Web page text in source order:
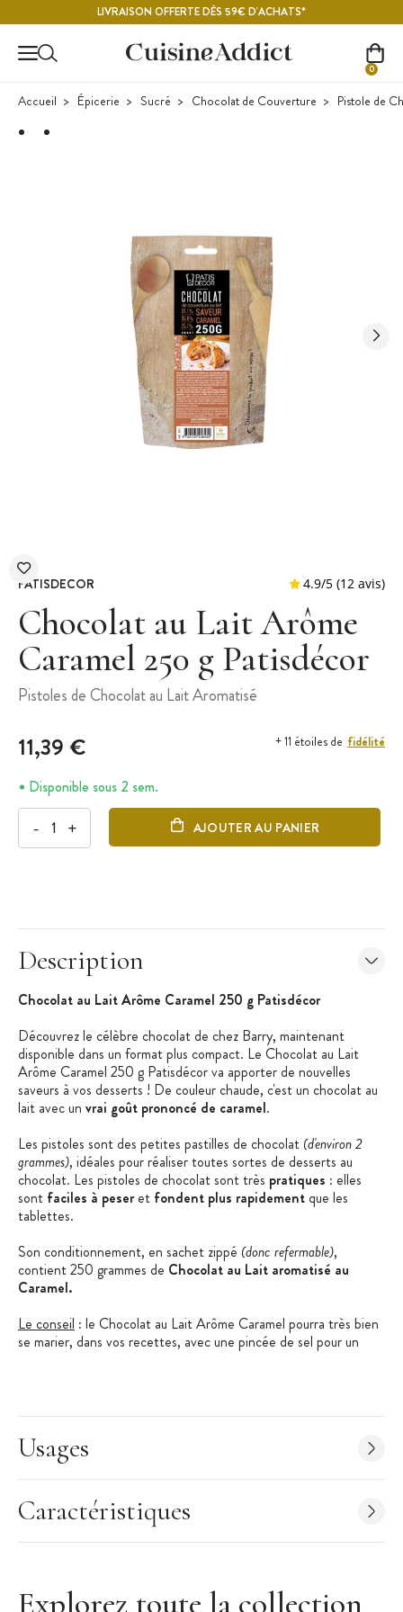
LIVRAISON OFFERTE DÈS 59€ D'ACHATS*
0
Accueil Épicerie Sucré Chocolat de Couverture Pistole de
PATISDECOR
Chocolat au Lait Arôme
Caramel 250 g Patisdécor
Pistoles de Chocolat au Lait Aromatisé
11,39 € + 11 étoiles de fidélité
Disponible sous 2 sem.
- + AJOUTER AU PANIER
Description
Chocolat au Lait Arôme Caramel 250 g Patisdécor
Découvrez le célèbre chocolat de chez Barry, maintenant
disponible dans un format plus compact. Le Chocolat au Lait
Arôme Caramel 250 g Patisdécor va apporter de nouvelles
saveurs à vos desserts ! De couleur chaude, c'est un chocolat au
lait avec un vrai goût prononcé de caramel.
Les pistoles sont des petites pastilles de chocolat (d'environ 2
grammes), idéales pour réaliser toutes sortes de desserts au
chocolat. Les pistoles de chocolat sont très pratiques : elles
sont faciles à peseret fondent plus rapidement que les
tablettes.
Son conditionnement, en sachet zippé (donc refermable),
contient 250 grammes de Chocolat au Lait aromatisé au
Caramel.
Le conseil : le Chocolat au Lait Arôme Caramel pourra très bien
se marier, dans vos recettes, avec une pincée de sel pour un
pendant le transport. Cela n’impacte pas la qualité gustative du
chocolat mais cela peut modifier sa forme (bloc de chocolat).
Caractéristiques Chocolat au Lait
Chocolat Barry
Arôme : Caramel
Format : Pistoles
Teneur en cacao : 31,1 %
Poids : 250 grammes
Usages
Caractéristiques
Explorez toute la collection